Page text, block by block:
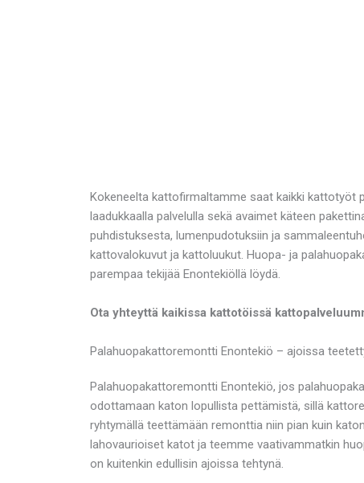
Kokeneelta kattofirmaltamme saat kaikki kattotyöt
laadukkaalla palvelulla sekä avaimet käteen
puhdistuksesta, lumenpudotuksiin ja
kattovalokuvut ja kattoluukut. Huopa- ja
parempaa tekijää Enontekiöllä löydä.
Ota yhteyttä kaikissa kattotöissä
Palahuopakattoremontti Enontekiö – ajoissa
Palahuopakattoremontti Enontekiö, jos
odottamaan katon lopullista pettämistä, sillä
ryhtymällä teettämään remonttia niin pian kuin
lahovaurioiset katot ja teemme vaativammatkin
on kuitenkin edullisin ajoissa tehtynä.